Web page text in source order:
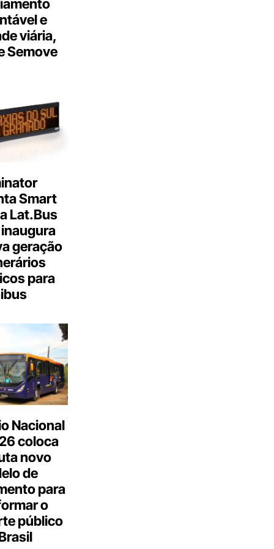
e
viária,
Semove
Smart
Lat.Bus
geração
para
Nacional
coloca
novo
de
para
o
público